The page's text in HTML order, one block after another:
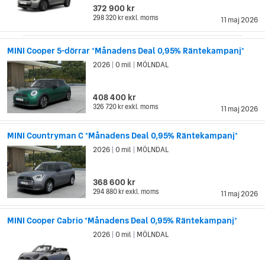
11 maj 2026
372 900 kr
298 320 krexkl. moms
MINI Cooper 5-dörrar *Månadens Deal 0,95% Räntekampanj*
11 maj 2026
2026 0 mil MÖLNDAL
408 400 kr
326 720 krexkl. moms
MINI Countryman C *Månadens Deal 0,95% Räntekampanj*
11 maj 2026
2026 0 mil MÖLNDAL
368 600 kr
294 880 krexkl. moms
MINI Cooper Cabrio *Månadens Deal 0,95% Räntekampanj*
2026 0 mil MÖLNDAL